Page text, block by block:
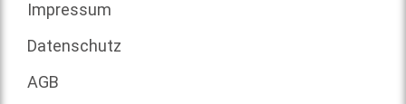
Impressum
Datenschutz
AGB